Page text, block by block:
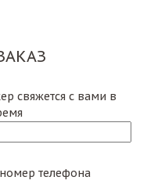
свяжется с вами в
телефона